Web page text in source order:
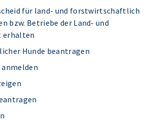
für land- und forstwirtschaftlich
bzw. Betriebe der Land- und
erhalten
Hunde beantragen